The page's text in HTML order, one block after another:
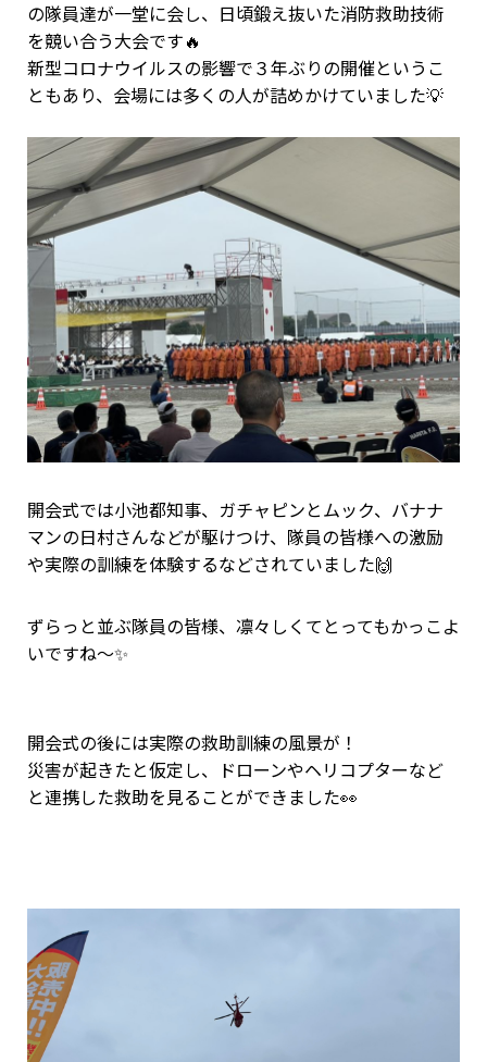
の隊員達が一堂に会し、日頃鍛え抜いた消防救助技術
を競い合う大会です🔥
新型コロナウイルスの影響で３年ぶりの開催というこ
ともあり、会場には多くの人が詰めかけていました💡
開会式では小池都知事、ガチャピンとムック、バナナ
マンの日村さんなどが駆けつけ、隊員の皆様への激励
や実際の訓練を体験するなどされていました🙌
ずらっと並ぶ隊員の皆様、凛々しくてとってもかっこよ
いですね～✨
開会式の後には実際の救助訓練の風景が！
災害が起きたと仮定し、ドローンやヘリコプターなど
と連携した救助を見ることができました👀